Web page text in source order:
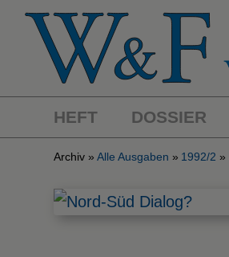
HEFT DOSSIER
Archiv Alle Ausgaben 1992/2